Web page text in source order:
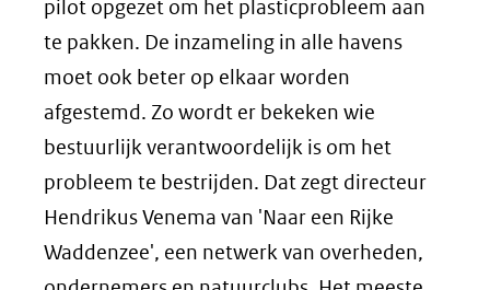
pilot opgezet om het plasticprobleem aan
te pakken. De inzameling in alle havens
moet ook beter op elkaar worden
afgestemd. Zo wordt er bekeken wie
bestuurlijk verantwoordelijk is om het
probleem te bestrijden. Dat zegt directeur
Hendrikus Venema van 'Naar een Rijke
Waddenzee', een netwerk van overheden,